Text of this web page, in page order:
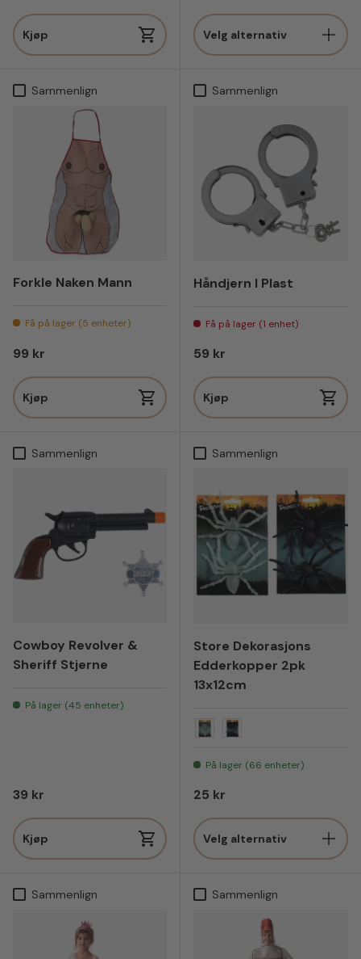
Kjøp Velg alternativ
Sammenlign
Forkle Naken Mann
Få på lager (5 enheter)
Vanlig pris
99 kr
Kjøp
Sammenlign
Håndjern I Plast
Få på lager (1 enhet)
Vanlig pris
59 kr
Kjøp
Sammenlign
Cowboy Revolver &
Sheriff Stjerne
På lager (45 enheter)
Vanlig pris
39 kr
Kjøp
Sammenlign
Store Dekorasjons
Edderkopper 2pk
13x12cm
På lager (66 enheter)
Vanlig pris
25 kr
Velg alternativ
Sammenlign Sammenlign